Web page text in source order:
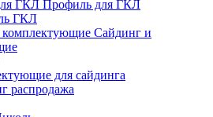
Профиль для ГКЛ
ГКЛ
Сайдинг и
для сайдинга
распродажа